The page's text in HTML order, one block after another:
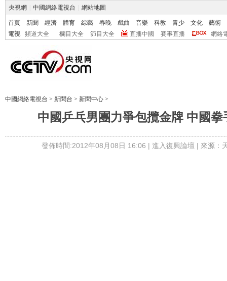
央視網 中國網絡電視台 網站地圖
首頁 新聞 經濟 體育 綜藝 春晚 戲曲 音樂 科教 青少 文化
藝術
電視
頻道大全 欄目大全 節目大全 直播中國 賽事直播 網絡
中國網絡電視台 > 新聞台 > 新聞中心 >
中國乒乓男團力爭包攬金牌 中國拳
發佈時間:2012年08月08日 16:06 | 進入復興論壇 | 來源：